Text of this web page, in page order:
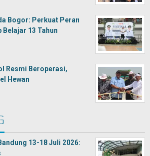
Bogor: Perkuat Peran
Belajar 13 Tahun
Resmi Beroperasi,
Hewan
13-18 Juli 2026: